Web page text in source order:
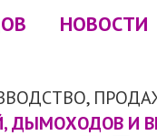
НОВОСТИ
ДЫМОХОДОВ И